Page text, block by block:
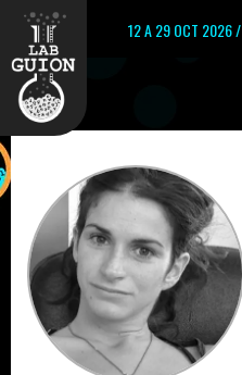
12 A 29 OCT 2026 /